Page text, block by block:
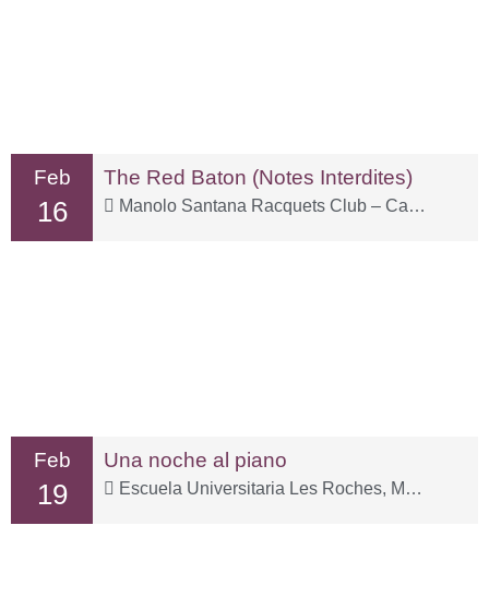
Feb
16
The Red Baton (Notes Interdites)
Manolo Santana Racquets Club – Carr. Istán, km 2
Feb
19
Una noche al piano
Escuela Universitaria Les Roches, Marbella – Carr. Istán, Km. 1